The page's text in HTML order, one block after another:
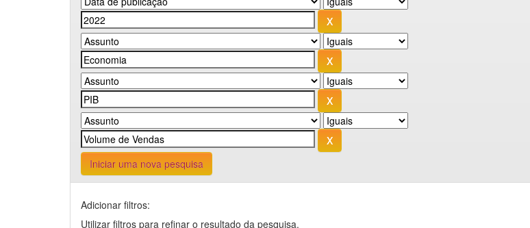
Iniciar uma nova pesquisa
Adicionar filtros:
Utilizar filtros para refinar o resultado da pesquisa.